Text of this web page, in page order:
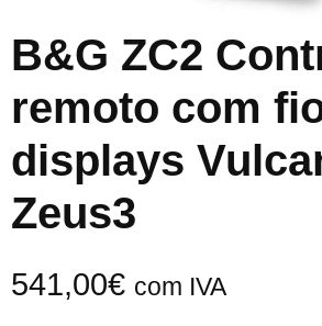
B&G ZC2
remoto com
displays
Zeus3
541,00€ com IVA